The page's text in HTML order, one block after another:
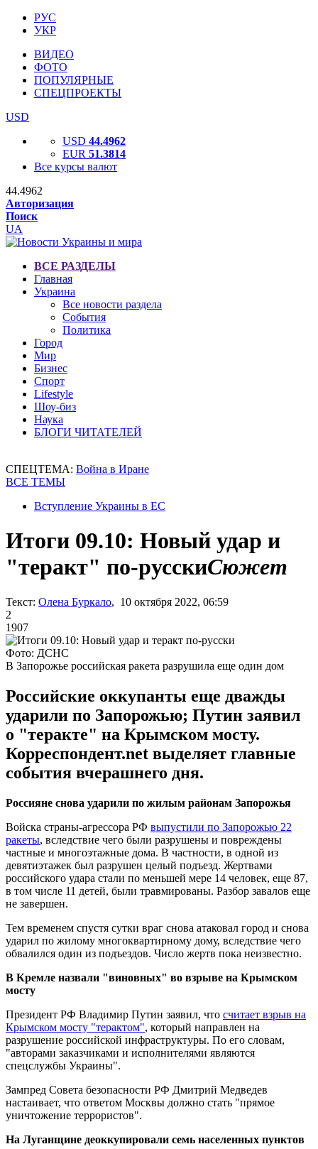
РУС
УКР
ВИДЕО
ФОТО
ПОПУЛЯРНЫЕ
СПЕЦПРОЕКТЫ
USD
USD 44.4962
EUR 51.3814
Все курсы валют
44.4962
Авторизация
Поиск
UA
ВСЕ РАЗДЕЛЫ
Главная
Украина
Все новости раздела
События
Политика
Город
Мир
Бизнес
Спорт
Lifestyle
Шоу-биз
Наука
БЛОГИ ЧИТАТЕЛЕЙ
СПЕЦТЕМА: Война в Иране
ВСЕ ТЕМЫ
Вступление Украины в ЕС
Итоги 09.10: Новый удар и
"теракт" по-русскиСюжет
Текст: Олена Буркало, 10 октября 2022, 06:59
2
1907
Фото: ДСНС
В Запорожье российская ракета разрушила еще один дом
Российские оккупанты еще дважды
ударили по Запорожью; Путин заявил
о "теракте" на Крымском мосту.
Корреспондент.net выделяет главные
события вчерашнего дня.
Россияне снова ударили по жилым районам Запорожья
Войска страны-агрессора РФ выпустили по Запорожью 22
ракеты, вследствие чего были разрушены и повреждены
частные и многоэтажные дома. В частности, в одной из
девятиэтажек был разрушен целый подъезд. Жертвами
российского удара стали по меньшей мере 14 человек, еще 87,
в том числе 11 детей, были травмированы. Разбор завалов еще
не завершен.
Тем временем спустя сутки враг снова атаковал город и снова
ударил по жилому многоквартирному дому, вследствие чего
обвалился один из подъездов. Число жертв пока неизвестно.
В Кремле назвали "виновных" во взрыве на Крымском
мосту
Президент РФ Владимир Путин заявил, что считает взрыв на
Крымском мосту "терактом", который направлен на
разрушение российской инфраструктуры. По его словам,
"авторами заказчиками и исполнителями являются
спецслужбы Украины".
Зампред Совета безопасности РФ Дмитрий Медведев
настаивает, что ответом Москвы должно стать "прямое
уничтожение террористов".
На Луганщине деоккупировали семь населенных пунктов